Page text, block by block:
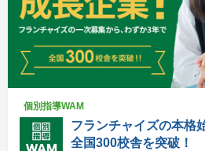
個別指導WAM
フランチャイズの本格
全国300校舎を突破！